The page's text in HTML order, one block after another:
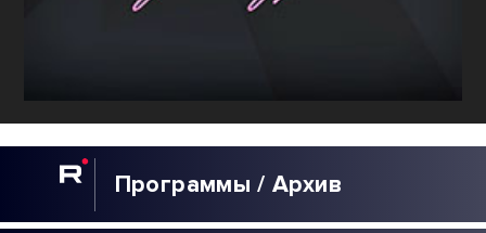
Программы / Архив